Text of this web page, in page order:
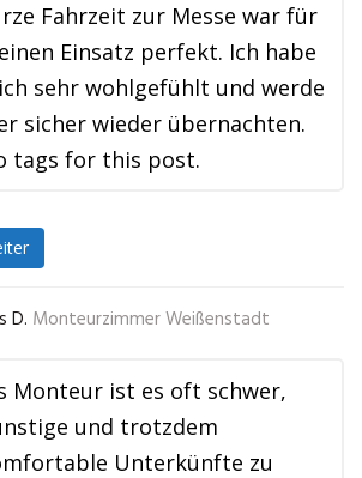
Fahrzeit zur Messe war für
Einsatz perfekt. Ich habe
sehr wohlgefühlt und werde
sicher wieder übernachten.
tags for this post.
D. Monteurzimmer Weißenstadt
Monteur ist es oft schwer,
und trotzdem
Unterkünfte zu